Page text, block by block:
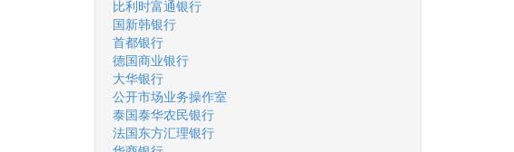
比利时富通银行
国新韩银行
首都银行
德国商业银行
大华银行
公开市场业务操作室
泰国泰华农民银行
法国东方汇理银行